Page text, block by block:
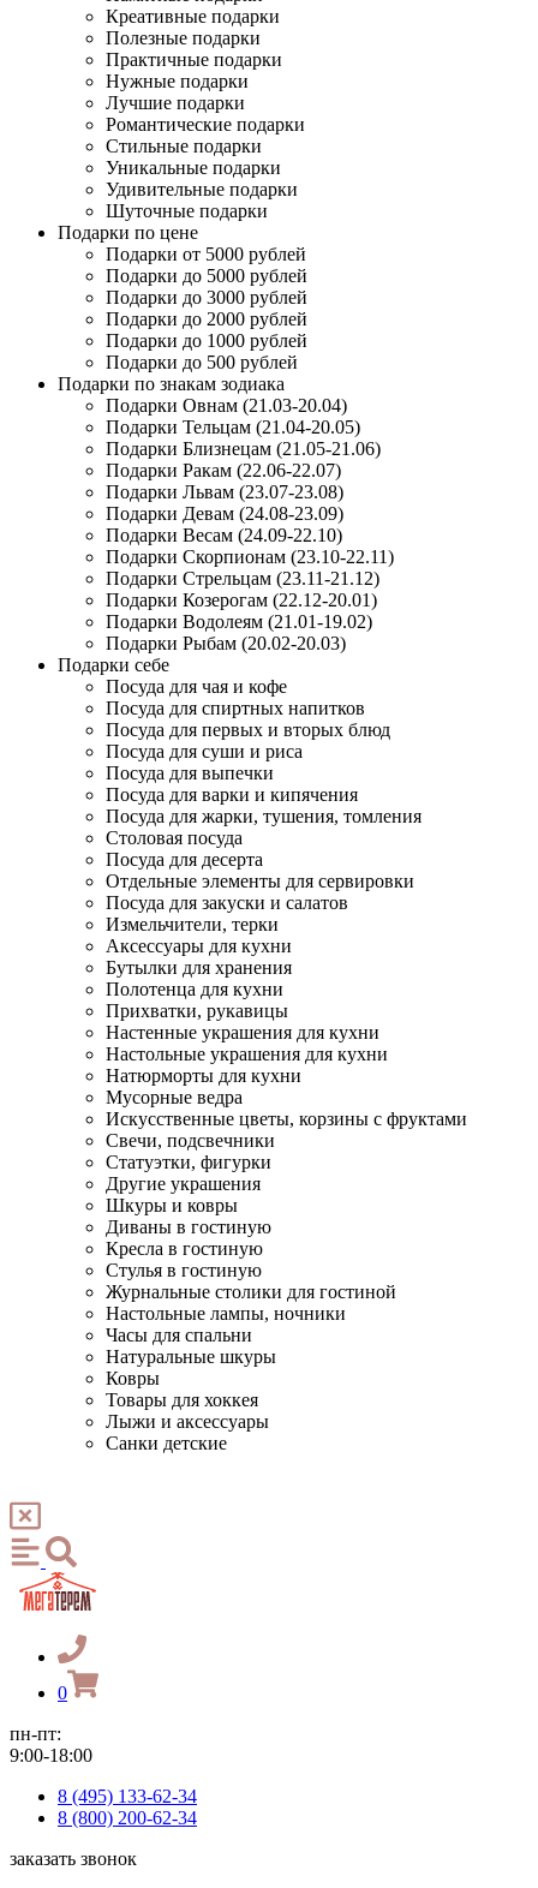
Креативные подарки
Полезные подарки
Практичные подарки
Нужные подарки
Лучшие подарки
Романтические подарки
Стильные подарки
Уникальные подарки
Удивительные подарки
Шуточные подарки
Подарки по цене
Подарки от 5000 рублей
Подарки до 5000 рублей
Подарки до 3000 рублей
Подарки до 2000 рублей
Подарки до 1000 рублей
Подарки до 500 рублей
Подарки по знакам зодиака
Подарки Овнам (21.03-20.04)
Подарки Тельцам (21.04-20.05)
Подарки Близнецам (21.05-21.06)
Подарки Ракам (22.06-22.07)
Подарки Львам (23.07-23.08)
Подарки Девам (24.08-23.09)
Подарки Весам (24.09-22.10)
Подарки Скорпионам (23.10-22.11)
Подарки Стрельцам (23.11-21.12)
Подарки Козерогам (22.12-20.01)
Подарки Водолеям (21.01-19.02)
Подарки Рыбам (20.02-20.03)
Подарки себе
Посуда для чая и кофе
Посуда для спиртных напитков
Посуда для первых и вторых блюд
Посуда для суши и риса
Посуда для выпечки
Посуда для варки и кипячения
Посуда для жарки, тушения, томления
Столовая посуда
Посуда для десерта
Отдельные элементы для сервировки
Посуда для закуски и салатов
Измельчители, терки
Аксессуары для кухни
Бутылки для хранения
Полотенца для кухни
Прихватки, рукавицы
Настенные украшения для кухни
Настольные украшения для кухни
Натюрморты для кухни
Мусорные ведра
Искусственные цветы, корзины с фруктами
Свечи, подсвечники
Статуэтки, фигурки
Другие украшения
Шкуры и ковры
Диваны в гостиную
Кресла в гостиную
Стулья в гостиную
Журнальные столики для гостиной
Настольные лампы, ночники
Часы для спальни
Натуральные шкуры
Ковры
Товары для хоккея
Лыжи и аксессуары
Санки детские
0
пн-пт:
9:00-18:00
8 (495) 133-62-34
8 (800) 200-62-34
заказать звонок